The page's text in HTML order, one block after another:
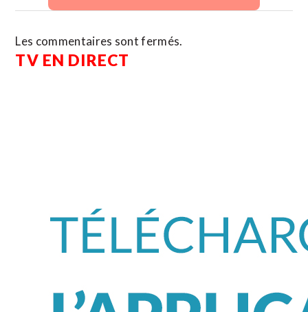
Les commentaires sont fermés.
TV EN DIRECT